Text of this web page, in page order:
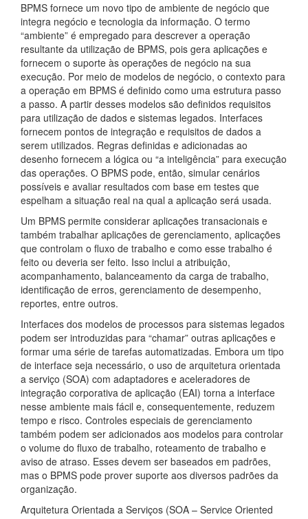
BPMS fornece um novo tipo de ambiente de negócio que
integra negócio e tecnologia da informação. O termo
“ambiente” é empregado para descrever a operação
resultante da utilização de BPMS, pois gera aplicações e
fornecem o suporte às operações de negócio na sua
execução. Por meio de modelos de negócio, o contexto para
a operação em BPMS é definido como uma estrutura passo
a passo. A partir desses modelos são definidos requisitos
para utilização de dados e sistemas legados. Interfaces
fornecem pontos de integração e requisitos de dados a
serem utilizados. Regras definidas e adicionadas ao
desenho fornecem a lógica ou “a inteligência” para execução
das operações. O BPMS pode, então, simular cenários
possíveis e avaliar resultados com base em testes que
espelham a situação real na qual a aplicação será usada.
Um BPMS permite considerar aplicações transacionais e
também trabalhar aplicações de gerenciamento, aplicações
que controlam o fluxo de trabalho e como esse trabalho é
feito ou deveria ser feito. Isso inclui a atribuição,
acompanhamento, balanceamento da carga de trabalho,
identificação de erros, gerenciamento de desempenho,
reportes, entre outros.
Interfaces dos modelos de processos para sistemas legados
podem ser introduzidas para “chamar” outras aplicações e
formar uma série de tarefas automatizadas. Embora um tipo
de interface seja necessário, o uso de arquitetura orientada
a serviço (SOA) com adaptadores e aceleradores de
integração corporativa de aplicação (EAI) torna a interface
nesse ambiente mais fácil e, consequentemente, reduzem
tempo e risco. Controles especiais de gerenciamento
também podem ser adicionados aos modelos para controlar
o volume do fluxo de trabalho, roteamento de trabalho e
aviso de atraso. Esses devem ser baseados em padrões,
mas o BPMS pode prover suporte aos diversos padrões da
organização.
Arquitetura Orientada a Serviços (SOA – Service Oriented